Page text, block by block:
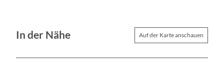
In der Nähe Auf der Karte anschauen